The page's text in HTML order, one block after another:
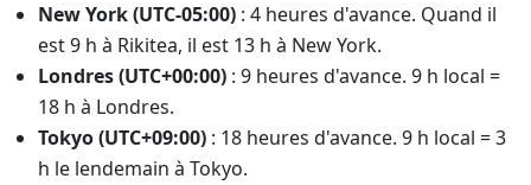
New York (UTC-05:00) : 4 heures d'avance. Quand il
est 9 h à Rikitea, il est 13 h à New York.
Londres (UTC+00:00) : 9 heures d'avance. 9 h local =
18 h à Londres.
Tokyo (UTC+09:00) : 18 heures d'avance. 9 h local = 3
h le lendemain à Tokyo.